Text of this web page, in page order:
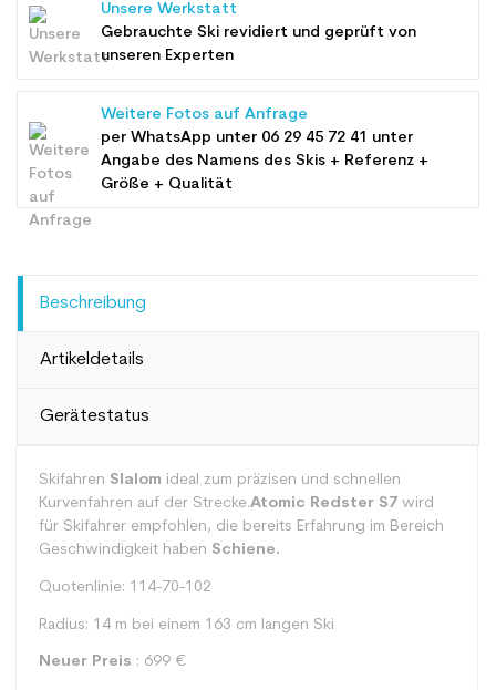
Unsere Werkstatt
Gebrauchte Ski revidiert und geprüft von
unseren Experten
Weitere Fotos auf Anfrage
per WhatsApp unter 06 29 45 72 41 unter
Angabe des Namens des Skis + Referenz +
Größe + Qualität
Beschreibung
Artikeldetails
Gerätestatus
Skifahren Slalom ideal zum präzisen und schnellen
Kurvenfahren auf der Strecke.Atomic Redster S7 wird
für Skifahrer empfohlen, die bereits Erfahrung im Bereich
Geschwindigkeit haben Schiene.
Quotenlinie: 114-70-102
Radius: 14 m bei einem 163 cm langen Ski
Neuer Preis : 699 €